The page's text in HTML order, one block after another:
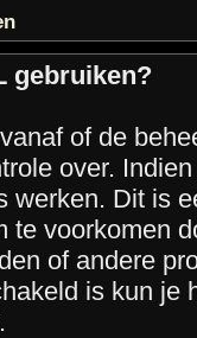
gebruiken?
of de
over.
werken. Dit is
te voorkomen
of andere
is kun je